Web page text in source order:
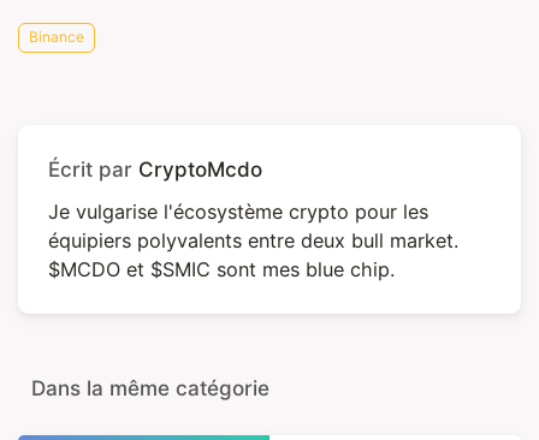
Binance
Écrit par CryptoMcdo
Je vulgarise l'écosystème crypto pour les
équipiers polyvalents entre deux bull market.
$MCDO et $SMIC sont mes blue chip.
Dans la même catégorie